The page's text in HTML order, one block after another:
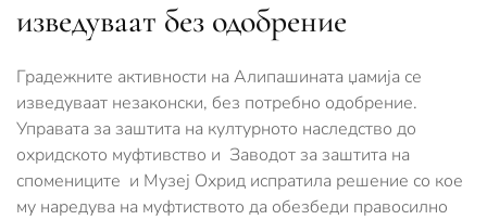
изведуваат без одобрение
Градежните активности на Алипашината џамија се
изведуваат незаконски, без потребно одобрение.
Управата за заштита на културното наследство до
охридското муфтивство и Заводот за заштита на
спомениците и Музеј Охрид испратила решение со кое
му наредува на муфтиството да обезбеди правосилно